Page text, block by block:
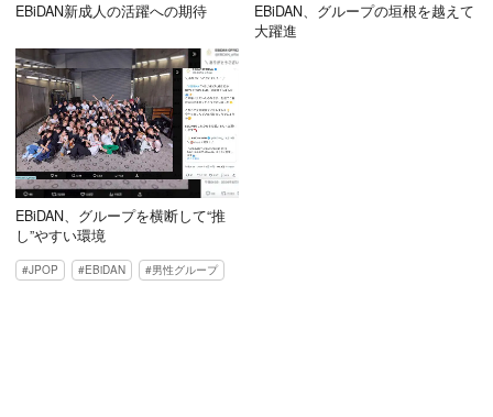
EBiDAN新成人の活躍への期待
EBiDAN、グループの垣根を越えて
大躍進
EBiDAN、グループを横断して“推
し”やすい環境
JPOP EBiDAN 男性グループ